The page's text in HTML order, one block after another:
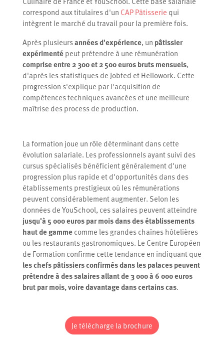
correspond aux titulaires d'un CAP Pâtisserie qui
intègrent le marché du travail pour la première fois.
Après plusieursannées d'expérience, un pâtissier
expérimentépeut prétendre à une rémunération
comprise entre 2 300 et 2 500 euros bruts mensuels,
d'après les statistiques de Jobted et Hellowork. Cette
progression s'explique par l'acquisition de
compétences techniques avancées et une meilleure
maîtrise des process de production.
La formation joue un rôle déterminant dans cette
évolution salariale. Les professionnels ayant suivi des
cursus spécialisés bénéficient généralement d'une
progression plus rapide et d'opportunités dans des
établissements prestigieux où les rémunérations
peuvent considérablement augmenter. Selon les
données de YouSchool, ces salaires peuvent atteindre
jusqu'à 5 000 euros par mois dans des établissements
haut de gammecomme les grandes chaînes hôtelières
ou les restaurants gastronomiques. Le Centre Européen
de Formation confirme cette tendance en indiquant que
les chefs pâtissiers confirmés dans les palaces peuvent
prétendre à des salaires allant de 3 000 à 6 000 euros
brut par mois, voire davantage dans certains cas.
Je télécharge la brochure